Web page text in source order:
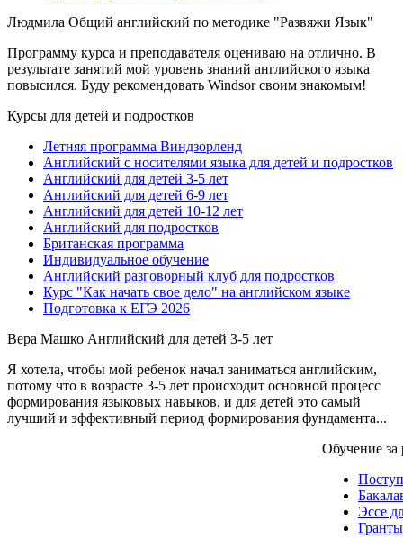
Людмила Общий английский по методике "Развяжи Язык"
Программу курса и преподавателя оцениваю на отлично. В
результате занятий мой уровень знаний английского языка
повысился. Буду рекомендовать Windsor своим знакомым!
Курсы для детей и подростков
Летняя программа Виндзорленд
Английский с носителями языка для детей и подростков
Английский для детей 3-5 лет
Английский для детей 6-9 лет
Английский для детей 10-12 лет
Английский для подростков
Британская программа
Индивидуальное обучение
Английский разговорный клуб для подростков
Курс "Как начать свое дело" на английском языке
Подготовка к ЕГЭ 2026
Вера Машко Английский для детей 3-5 лет
Я хотела, чтобы мой ребенок начал заниматься английским,
потому что в возрасте 3-5 лет происходит основной процесс
формирования языковых навыков, и для детей это самый
лучший и эффективный период формирования фундамента...
Обучение
Эссе